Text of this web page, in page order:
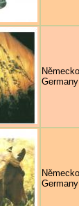
Germany
Germany